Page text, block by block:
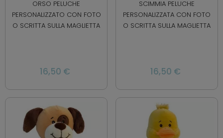
ORSO PELUCHE
PERSONALIZZATO CON FOTO
O SCRITTA SULLA MAGLIETTA
16,50 €
SCIMMIA PELUCHE
PERSONALIZZATA CON FOTO
O SCRITTA SULLA MAGLIETTA
16,50 €